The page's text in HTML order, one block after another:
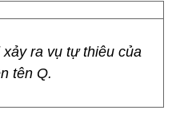
ra vụ tự thiêu của
tên Q.